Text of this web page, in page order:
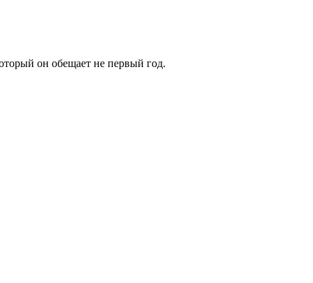
он обещает не первый год.